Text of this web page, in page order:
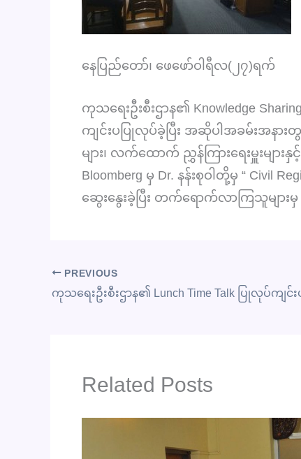
နေပြည်တော်၊ ဖေဖော်ဝါရီလ(၂၇)ရက်
ကုသရေးဦးစီးဌာန၏ Knowledge
ကျင်းပပြုလုပ်ခဲ့ပြီး အဆိုပါအခမ်းအနား
များ၊ လက်ထောက် ညွှန်ကြားရေးမှူးများ
Bloomberg မှ Dr. နန်းစုဝါတို့မှ “ Civil
ဆွေးနွေးခဲ့ပြီး တက်ရောက်လာကြသူမျာ
PREVIOUS
ကုသရေးဦးစီးဌာန၏ Lunch Time Talk ပြုလုပ်ကျင်း
Related Posts